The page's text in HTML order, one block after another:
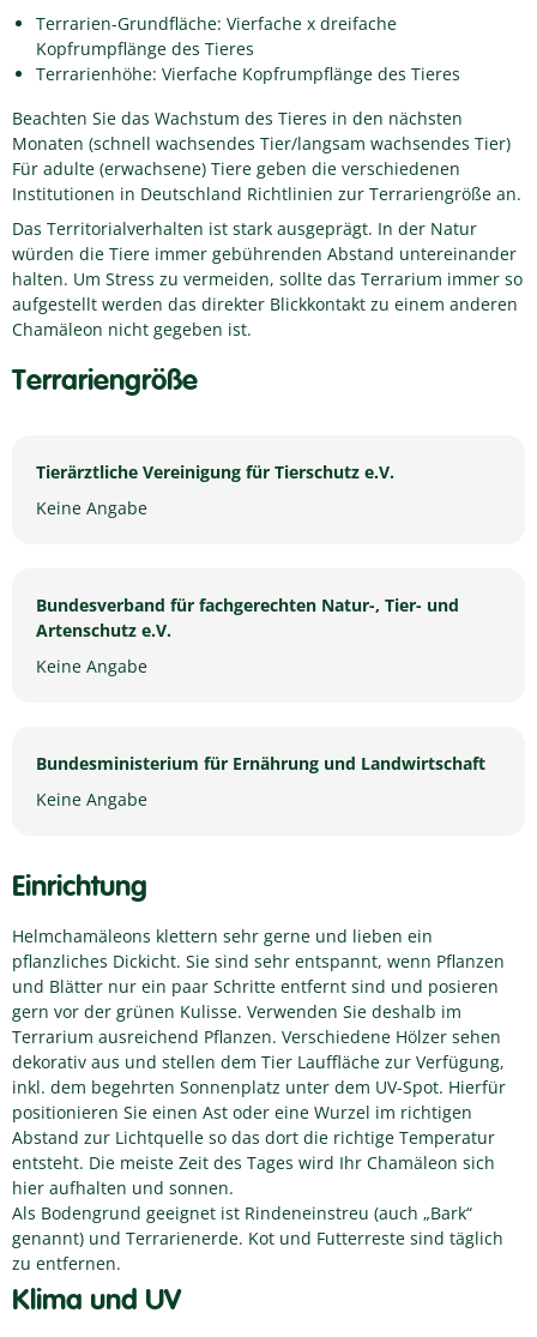
Terrarien-Grundfläche: Vierfache x dreifache
Kopfrumpflänge des Tieres
Terrarienhöhe: Vierfache Kopfrumpflänge des Tieres
Beachten Sie das Wachstum des Tieres in den nächsten
Monaten (schnell wachsendes Tier/langsam wachsendes Tier)
Für adulte (erwachsene) Tiere geben die verschiedenen
Institutionen in Deutschland Richtlinien zur Terrariengröße an.
Das Territorialverhalten ist stark ausgeprägt. In der Natur
würden die Tiere immer gebührenden Abstand untereinander
halten. Um Stress zu vermeiden, sollte das Terrarium immer so
aufgestellt werden das direkter Blickkontakt zu einem anderen
Chamäleon nicht gegeben ist.
Terrariengröße
Tierärztliche Vereinigung für Tierschutz e.V.
Keine Angabe
Bundesverband für fachgerechten Natur-, Tier- und
Artenschutz e.V.
Keine Angabe
Bundesministerium für Ernährung und Landwirtschaft
Keine Angabe
Einrichtung
Helmchamäleons klettern sehr gerne und lieben ein
pflanzliches Dickicht. Sie sind sehr entspannt, wenn Pflanzen
und Blätter nur ein paar Schritte entfernt sind und posieren
gern vor der grünen Kulisse. Verwenden Sie deshalb im
Terrarium ausreichend Pflanzen. Verschiedene Hölzer sehen
dekorativ aus und stellen dem Tier Lauffläche zur Verfügung,
inkl. dem begehrten Sonnenplatz unter dem UV-Spot. Hierfür
positionieren Sie einen Ast oder eine Wurzel im richtigen
Abstand zur Lichtquelle so das dort die richtige Temperatur
entsteht. Die meiste Zeit des Tages wird Ihr Chamäleon sich
hier aufhalten und sonnen.
Als Bodengrund geeignet ist Rindeneinstreu (auch „Bark“
genannt) und Terrarienerde. Kot und Futterreste sind täglich
zu entfernen.
Klima und UV